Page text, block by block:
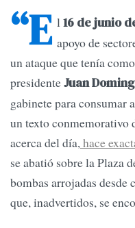
“E l16 de junio
apoyo de
un ataque que tenía
presidenteJuan
gabinete para consumar
un texto conmemorativo
acerca del día,hace
se abatió sobre la Plaza
bombas arrojadas
que, inadvertidos, se